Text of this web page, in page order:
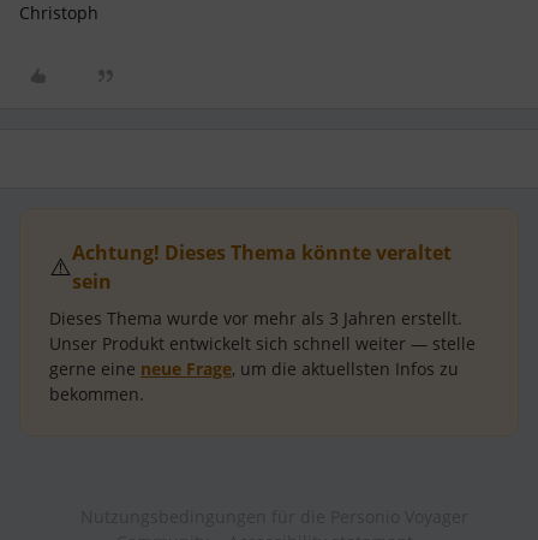
Christoph
⚠️Achtung! Dieses Thema könnte veraltet
sein
Dieses Thema wurde vor mehr als 3 Jahren erstellt.
Unser Produkt entwickelt sich schnell weiter — stelle
gerne eine neue Frage, um die aktuellsten Infos zu
bekommen.